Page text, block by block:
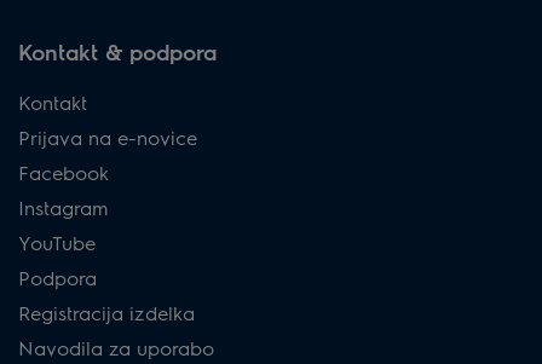
Kontakt & podpora
Kontakt
Prijava na e-novice
Facebook
Instagram
YouTube
Podpora
Registracija izdelka
Navodila za uporabo